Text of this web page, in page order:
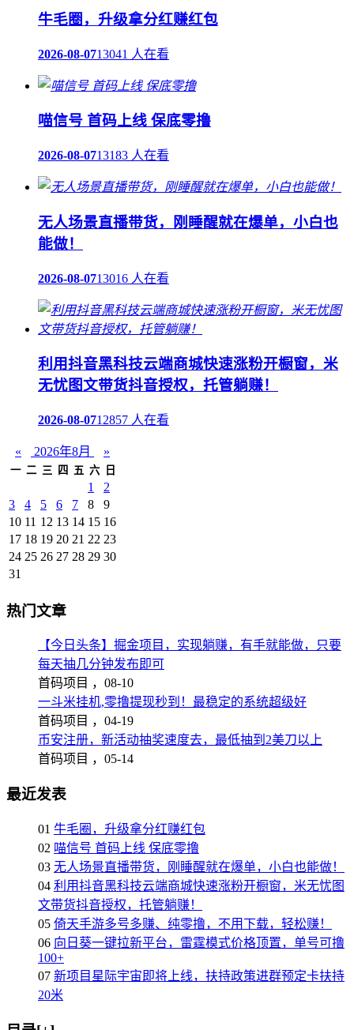
牛毛圈，升级拿分红赚红包
2026-08-0713041 人在看
喵信号 首码上线 保底零撸
2026-08-0713183 人在看
无人场景直播带货，刚睡醒就在爆单，小白也
能做！
2026-08-0713016 人在看
利用抖音黑科技云端商城快速涨粉开橱窗，米
无忧图文带货抖音授权，托管躺赚！
2026-08-0712857 人在看
« 2026年8月 »
一 二 三 四 五 六 日
1
2
3
4 5 6 7 8
9
10 11 12 13 14 15 16
17 18 19 20 21 22 23
24 25 26 27 28 29 30
31
热门文章
【今日头条】掘金项目，实现躺赚，有手就能做，只要
每天抽几分钟发布即可
首码项目 ， 08-10
一斗米挂机,零撸提现秒到！最稳定的系统超级好
首码项目 ， 04-19
币安注册，新活动抽奖速度去，最低抽到2美刀以上
首码项目 ， 05-14
最近发表
01 牛毛圈，升级拿分红赚红包
02 喵信号 首码上线 保底零撸
03 无人场景直播带货，刚睡醒就在爆单，小白也能做！
04 利用抖音黑科技云端商城快速涨粉开橱窗，米无忧图
文带货抖音授权，托管躺赚！
05 倚天手游多号多赚、纯零撸，不用下载，轻松赚！
06 向日葵一键拉新平台，雷霆模式价格顶置，单号可撸
100+
07 新项目星际宇宙即将上线，扶持政策进群预定卡扶持
20米